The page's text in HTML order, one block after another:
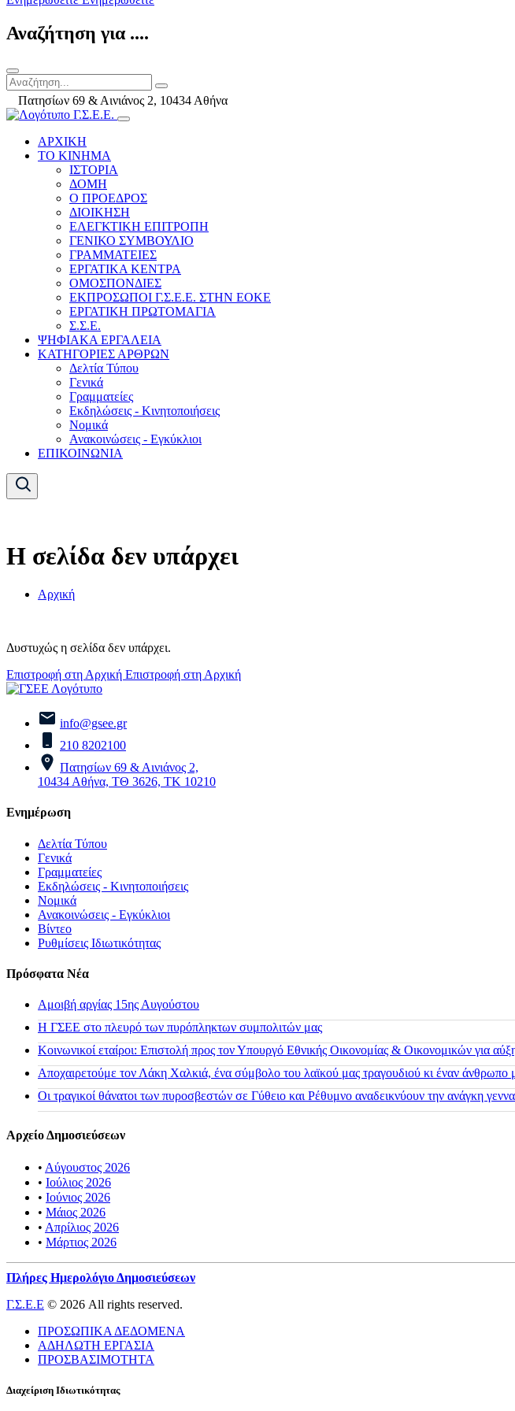
Αναζήτηση για ....
Πατησίων 69 & Αινιάνος 2, 10434 Αθήνα
ΑΡΧΙΚΗ
ΤΟ ΚΙΝΗΜΑ
ΙΣΤΟΡΙΑ
ΔΟΜΗ
Ο ΠΡΟΕΔΡΟΣ
ΔΙΟΙΚΗΣΗ
ΕΛΕΓΚΤΙΚΗ ΕΠΙΤΡΟΠΗ
ΓΕΝΙΚΟ ΣΥΜΒΟΥΛΙΟ
ΓΡΑΜΜΑΤΕΙΕΣ
ΕΡΓΑΤΙΚΑ ΚΕΝΤΡΑ
ΟΜΟΣΠΟΝΔΙΕΣ
ΕΚΠΡΟΣΩΠΟΙ Γ.Σ.Ε.Ε. ΣΤΗΝ ΕΟΚΕ
ΕΡΓΑΤΙΚΗ ΠΡΩΤΟΜΑΓΙΑ
Σ.Σ.Ε.
ΨΗΦΙΑΚΑ ΕΡΓΑΛΕΙΑ
ΚΑΤΗΓΟΡΙΕΣ ΑΡΘΡΩΝ
Δελτία Τύπου
Γενικά
Γραμματείες
Εκδηλώσεις - Κινητοποιήσεις
Νομικά
Ανακοινώσεις - Εγκύκλιοι
ΕΠΙΚΟΙΝΩΝΙΑ
Η σελίδα δεν υπάρχει
Αρχική
Δυστυχώς η σελίδα δεν υπάρχει.
Επιστροφή στη Αρχική Επιστροφή στη Αρχική
info@gsee.gr
210 8202100
Πατησίων 69 & Αινιάνος 2,
10434 Αθήνα, ΤΘ 3626, ΤΚ 10210
Ενημέρωση
Δελτία Τύπου
Γενικά
Γραμματείες
Εκδηλώσεις - Κινητοποιήσεις
Νομικά
Ανακοινώσεις - Εγκύκλιοι
Βίντεο
Ρυθμίσεις Ιδιωτικότητας
Πρόσφατα Νέα
Αμοιβή αργίας 15ης Αυγούστου
H ΓΣΕΕ στο πλευρό των πυρόπληκτων συμπολιτών μας
Κοινωνικοί εταίροι: Επιστολή προς τον Υπουργό Εθνικής Οικονομίας & Οικονομικών για
Αποχαιρετούμε τον Λάκη Χαλκιά, ένα σύμβολο του λαϊκού μας τραγουδιού κι έναν άνθρωπο
Οι τραγικοί θάνατοι των πυροσβεστών σε Γύθειο και Ρέθυμνο αναδεικνύουν την ανάγκη
Αρχείο Δημοσιεύσεων
• Αύγουστος 2026
• Ιούλιος 2026
• Ιούνιος 2026
• Μάιος 2026
• Απρίλιος 2026
• Μάρτιος 2026
Πλήρες Ημερολόγιο Δημοσιεύσεων
Γ.Σ.Ε.Ε © 2026 All rights reserved.
ΠΡΟΣΩΠΙΚΑ ΔΕΔΟΜΕΝΑ
ΑΔΗΛΩΤΗ ΕΡΓΑΣΙΑ
ΠΡΟΣΒΑΣΙΜΟΤΗΤΑ
Διαχείριση Ιδιωτικότητας